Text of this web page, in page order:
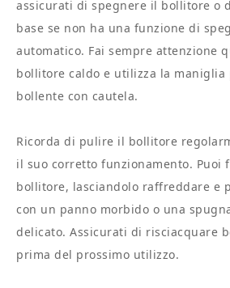
assicurati di spegnere il bollitore o
base se non ha una funzione di
automatico. Fai sempre attenzione
bollitore caldo e utilizza la maniglia
bollente con cautela.
Ricorda di pulire il bollitore
il suo corretto funzionamento. Puoi
bollitore, lasciandolo raffreddare e
con un panno morbido o una
delicato. Assicurati di risciacquare
prima del prossimo utilizzo.